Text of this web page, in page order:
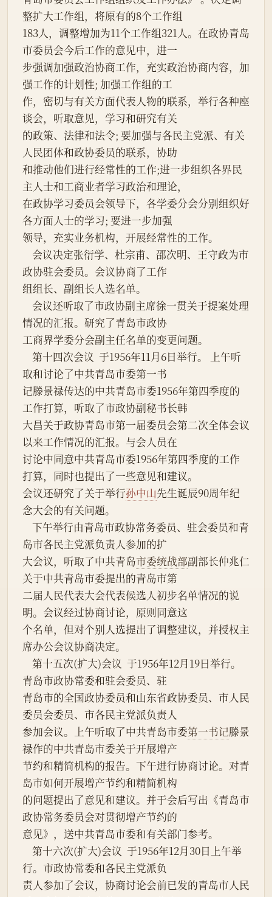
整扩大工作组，将原有的8个工作组
183人，调整增加为11个工作组321人。在政协青岛
市委员会今后工作的意见中，进一
步强调加强政治协商工作，充实政治协商内容，加
强工作的计划性; 加强工作组的工
作，密切与有关方面代表人物的联系，举行各种座
谈会，听取意见，学习和研究有关
的政策、法律和法令; 要加强与各民主党派、有关
人民团体和政协委员的联系，协助
和推动他们进行经常性的工作;进一步组织各界民
主人士和工商业者学习政治和理论，
在政协学习委员会领导下，各学委分会分别组织好
各方面人士的学习; 要进一步加强
领导，充实业务机构，开展经常性的工作。
政协驻会委员。会议协商了工作
组组长、副组长人选名单。
情况的汇报。研究了青岛市政协
工商界学委分会副主任名单的变更问题。
取和讨论了中共青岛市委第一书
记滕景禄传达的中共青岛市委1956年第四季度的
工作打算，听取了市政协副秘书长韩
大昌关于政协青岛市第一届委员会第二次全体会议
以来工作情况的汇报。与会人员在
讨论中同意中共青岛市委1956年第四季度的工作
打算，同时也提出了一些意见和建议。
会议还研究了关于举行孙中山先生诞辰90周年纪
念大会的有关问题。
岛市各民主党派负责人参加的扩
大会议，听取了中共青岛市委统战部副部长仲兆仁
关于中共青岛市委提出的青岛市第
二届人民代表大会代表候选人初步名单情况的说
明。会议经过协商讨论，原则同意这
个名单，但对个别人选提出了调整建议，并授权主
席办公会议协商决定。
青岛市政协常委和驻会委员、驻
青岛市的全国政协委员和山东省政协委员、市人民
委员会委员、市各民主党派负责人
参加会议。上午听取了中共青岛市委第一书记滕景
禄作的中共青岛市委关于开展增产
节约和精简机构的报告。下午进行协商讨论。对青
岛市如何开展增产节约和精简机构
的问题提出了意见和建议。并于会后写出《青岛市
政协常务委员会对贯彻增产节约的
意见》，送中共青岛市委和有关部门参考。
行。市政协常委和各民主党派负
责人参加了会议，协商讨论会前已发的青岛市人民